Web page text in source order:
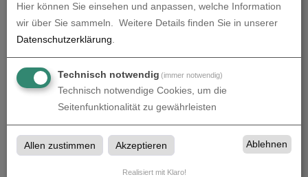
Displaykarton, 2 mm
Hier können Sie einsehen und anpassen, welche Information
wir über Sie sammeln.
Weitere Details finden Sie in unserer
Datenschutzerklärung
Technisch notwendig (immer notwendig)
Technisch notwendige Cookies, um die
Seitenfunktionalität zu gewährleisten
Allen zustimmen Akzeptieren Ablehnen
Realisiert mit Klaro!